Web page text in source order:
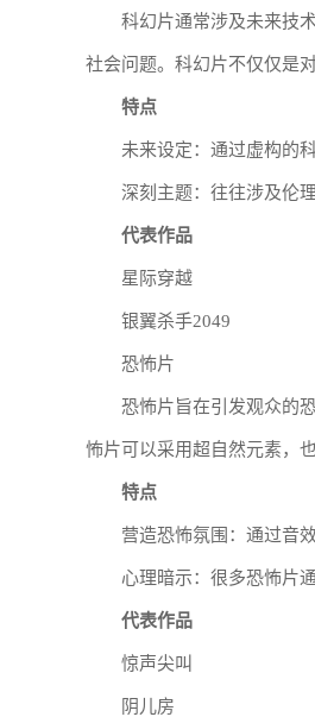
科幻片通常涉及未来技
社会问题。科幻片不仅仅是
特点
未来设定：通过虚构的
深刻主题：往往涉及伦
代表作品
星际穿越
银翼杀手2049
恐怖片
恐怖片旨在引发观众的
怖片可以采用超自然元素，
特点
营造恐怖氛围：通过音
心理暗示：很多恐怖片
代表作品
惊声尖叫
阴儿房